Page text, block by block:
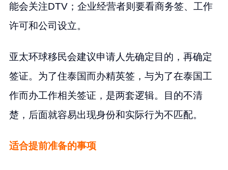
能会关注DTV；企业经营者则要看商务签、工作
许可和公司设立。
亚太环球移民会建议申请人先确定目的，再确定
签证。为了住泰国而办精英签，与为了在泰国工
作而办工作相关签证，是两套逻辑。目的不清
楚，后面就容易出现身份和实际行为不匹配。
适合提前准备的事项